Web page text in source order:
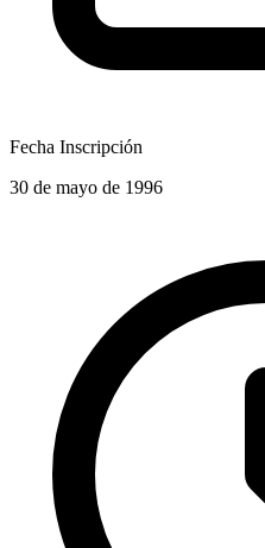
Fecha Inscripción
30 de mayo de 1996